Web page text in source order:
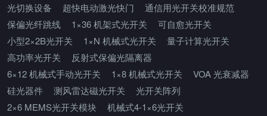
光切换设备
超快电动激光快门
通信用光开关校准规范
保偏光纤跳线
1×36 机架式光开关
可自愈光开关
小型2×2B光开关
1×N 机械式光开关
量子计算光开关
高功率光开关
反射式保偏光隔离器
6×12 机械式手动光开关
1×8 机械式光开关
VOA 光衰减器
硅光器件
测风雷达磁光开关
光开关阵列
2×6 MEMS光开关模块
机械式4-1×6光开关